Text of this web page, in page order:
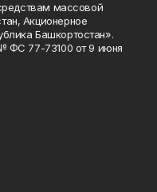
массовой
Акционерное
Башкортостан».
ФС 77-73100 от 9 июня